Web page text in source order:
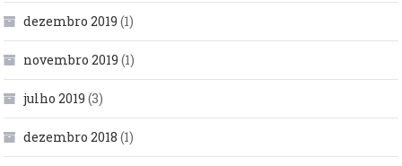
dezembro 2019 (1)
novembro 2019 (1)
julho 2019 (3)
dezembro 2018 (1)